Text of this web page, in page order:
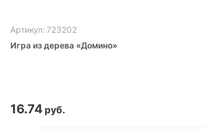
Артикул: 723202
Игра из дерева «Домино»
16.74